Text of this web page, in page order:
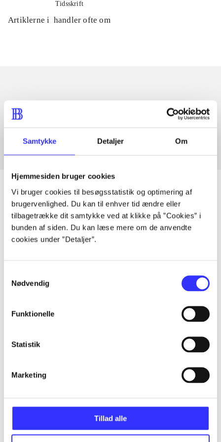
Samtykke Detaljer Om
Hjemmesiden bruger cookies
Vi bruger cookies til besøgsstatistik og optimering af
brugervenlighed. Du kan til enhver tid ændre eller
tilbagetrække dit samtykke ved at klikke på ”Cookies” i
bunden af siden. Du kan læse mere om de anvendte
cookies under ”Detaljer”.
Nødvendig
Funktionelle
Statistik
Marketing
Tillad alle
Tidsskrift
Artiklerne i handler ofte om
Artikler med samme emner
Fra
Artikler
Alle registrerede artikler fordelt på udgivelser